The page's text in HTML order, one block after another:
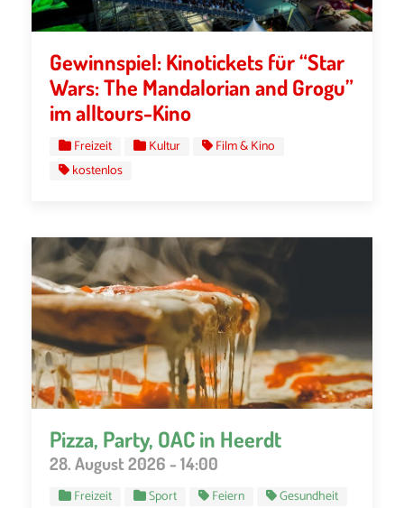
Gewinnspiel: Kinotickets für “Star
Wars: The Mandalorian and Grogu”
im alltours-Kino
Freizeit Kultur
Film & Kino
kostenlos
Pizza, Party, OAC in Heerdt
28. August 2026 - 14:00
Freizeit Sport Feiern
Gesundheit